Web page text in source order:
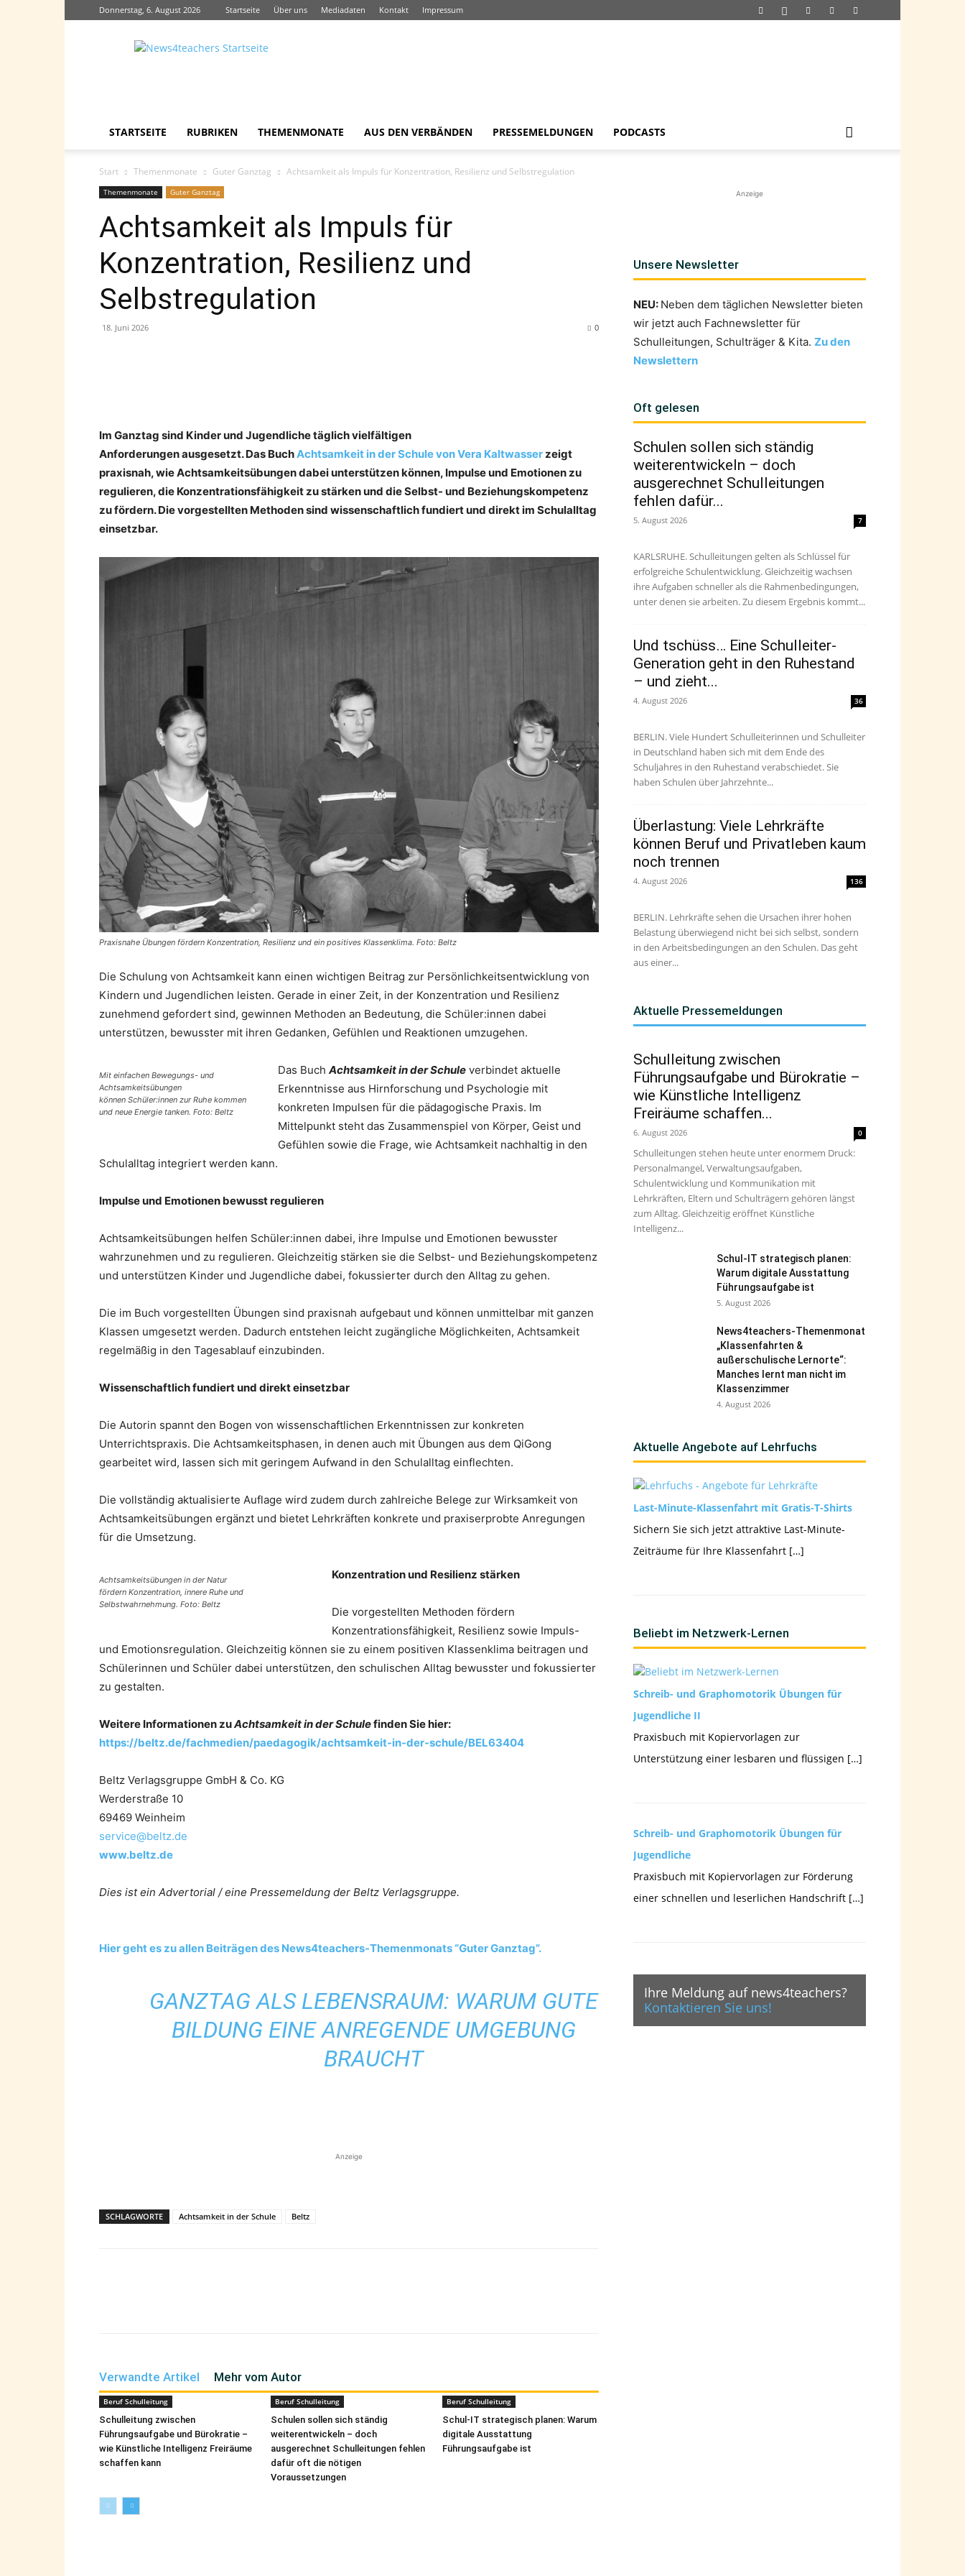
Donnerstag, 6. August 2026 Startseite Über uns Mediadaten Kontakt Impressum
News4teachers
STARTSEITE RUBRIKEN THEMENMONATE AUS DEN VERBÄNDEN PRESSEMELDUNGEN PODCASTS
Start Themenmonate Guter Ganztag Achtsamkeit als Impuls für Konzentration, Resilienz und Selbstregulation
Themenmonate Guter Ganztag
Achtsamkeit als Impuls für
Konzentration, Resilienz und
Selbstregulation
18. Juni 2026 0
Im Ganztag sind Kinder und Jugendliche täglich vielfältigen
Anforderungen ausgesetzt. Das BuchAchtsamkeit in der Schule von Vera Kaltwasserzeigt
praxisnah, wie Achtsamkeitsübungen dabei unterstützen können, Impulse und Emotionen zu
regulieren, die Konzentrationsfähigkeit zu stärken und die Selbst- und Beziehungskompetenz
zu fördern. Die vorgestellten Methoden sind wissenschaftlich fundiert und direkt im Schulalltag
einsetzbar.
Praxisnahe Übungen fördern Konzentration, Resilienz und ein positives Klassenklima. Foto: Beltz
Die Schulung von Achtsamkeit kann einen wichtigen Beitrag zur Persönlichkeitsentwicklung von
Kindern und Jugendlichen leisten. Gerade in einer Zeit, in der Konzentration und Resilienz
zunehmend gefordert sind, gewinnen Methoden an Bedeutung, die Schüler:innen dabei
unterstützen, bewusster mit ihren Gedanken, Gefühlen und Reaktionen umzugehen.
Mit einfachen Bewegungs- und
Achtsamkeitsübungen
können Schüler:innen zur Ruhe kommen
und neue Energie tanken. Foto: Beltz
Das Buch Achtsamkeit in der Schule verbindet aktuelle
Erkenntnisse aus Hirnforschung und Psychologie mit
konkreten Impulsen für die pädagogische Praxis. Im
Mittelpunkt steht das Zusammenspiel von Körper, Geist und
Gefühlen sowie die Frage, wie Achtsamkeit nachhaltig in den
Schulalltag integriert werden kann.
Impulse und Emotionen bewusst regulieren
Achtsamkeitsübungen helfen Schüler:innen dabei, ihre Impulse und Emotionen bewusster
wahrzunehmen und zu regulieren. Gleichzeitig stärken sie die Selbst- und Beziehungskompetenz
und unterstützen Kinder und Jugendliche dabei, fokussierter durch den Alltag zu gehen.
Die im Buch vorgestellten Übungen sind praxisnah aufgebaut und können unmittelbar mit ganzen
Klassen umgesetzt werden. Dadurch entstehen leicht zugängliche Möglichkeiten, Achtsamkeit
regelmäßig in den Tagesablauf einzubinden.
Wissenschaftlich fundiert und direkt einsetzbar
Die Autorin spannt den Bogen von wissenschaftlichen Erkenntnissen zur konkreten
Unterrichtspraxis. Die Achtsamkeitsphasen, in denen auch mit Übungen aus dem QiGong
gearbeitet wird, lassen sich mit geringem Aufwand in den Schulalltag einflechten.
Die vollständig aktualisierte Auflage wird zudem durch zahlreiche Belege zur Wirksamkeit von
Achtsamkeitsübungen ergänzt und bietet Lehrkräften konkrete und praxiserprobte Anregungen
für die Umsetzung.
Achtsamkeitsübungen in der Natur
fördern Konzentration, innere Ruhe und
Selbstwahrnehmung. Foto: Beltz
Konzentration und Resilienz stärken
Die vorgestellten Methoden fördern
Konzentrationsfähigkeit, Resilienz sowie Impuls-
und Emotionsregulation. Gleichzeitig können sie zu einem positiven Klassenklima beitragen und
Schülerinnen und Schüler dabei unterstützen, den schulischen Alltag bewusster und fokussierter
zu gestalten.
Weitere Informationen zuAchtsamkeit in der Schulefinden Sie hier:
https://beltz.de/fachmedien/paedagogik/achtsamkeit-in-der-schule/BEL63404
Beltz Verlagsgruppe GmbH & Co. KG
Werderstraße 10
69469 Weinheim
service@beltz.de
www.beltz.de
Dies ist ein Advertorial / eine Pressemeldung der Beltz Verlagsgruppe.
Hier geht es zu allen Beiträgen des News4teachers-Themenmonats “Guter Ganztag”.
GANZTAG ALS LEBENSRAUM: WARUM GUTE
BILDUNG EINE ANREGENDE UMGEBUNG
BRAUCHT
Anzeige
SCHLAGWORTE Achtsamkeit in der Schule Beltz
Verwandte Artikel Mehr vom Autor
Beruf Schulleitung
Schulleitung zwischen
Führungsaufgabe und Bürokratie –
wie Künstliche Intelligenz Freiräume
schaffen kann
Beruf Schulleitung
Schulen sollen sich ständig
weiterentwickeln – doch
ausgerechnet Schulleitungen fehlen
dafür oft die nötigen
Voraussetzungen
Beruf Schulleitung
Schul-IT strategisch planen: Warum
digitale Ausstattung
Führungsaufgabe ist
Anzeige
Unsere Newsletter
NEU: Neben dem täglichen Newsletter bieten
wir jetzt auch Fachnewsletter für
Schulleitungen, Schulträger & Kita. Zu den
Newslettern
Oft gelesen
Schulen sollen sich ständig
weiterentwickeln – doch
ausgerechnet Schulleitungen
fehlen dafür...
5. August 2026 7
KARLSRUHE. Schulleitungen gelten als Schlüssel für
erfolgreiche Schulentwicklung. Gleichzeitig wachsen
ihre Aufgaben schneller als die Rahmenbedingungen,
unter denen sie arbeiten. Zu diesem Ergebnis kommt...
Und tschüss… Eine Schulleiter-
Generation geht in den Ruhestand
– und zieht...
4. August 2026 36
BERLIN. Viele Hundert Schulleiterinnen und Schulleiter
in Deutschland haben sich mit dem Ende des
Schuljahres in den Ruhestand verabschiedet. Sie
haben Schulen über Jahrzehnte...
Überlastung: Viele Lehrkräfte
können Beruf und Privatleben kaum
noch trennen
4. August 2026 136
BERLIN. Lehrkräfte sehen die Ursachen ihrer hohen
Belastung überwiegend nicht bei sich selbst, sondern
in den Arbeitsbedingungen an den Schulen. Das geht
aus einer...
Aktuelle Pressemeldungen
Schulleitung zwischen
Führungsaufgabe und Bürokratie –
wie Künstliche Intelligenz
Freiräume schaffen...
6. August 2026 0
Schulleitungen stehen heute unter enormem Druck:
Personalmangel, Verwaltungsaufgaben,
Schulentwicklung und Kommunikation mit
Lehrkräften, Eltern und Schulträgern gehören längst
zum Alltag. Gleichzeitig eröffnet Künstliche
Intelligenz...
Schul-IT strategisch planen:
Warum digitale Ausstattung
Führungsaufgabe ist
5. August 2026
News4teachers-Themenmonat
„Klassenfahrten &
außerschulische Lernorte“:
Manches lernt man nicht im
Klassenzimmer
4. August 2026
Aktuelle Angebote auf Lehrfuchs
Last-Minute-Klassenfahrt mit Gratis-T-Shirts
Sichern Sie sich jetzt attraktive Last-Minute-
Zeiträume für Ihre Klassenfahrt […]
Beliebt im Netzwerk-Lernen
Schreib- und Graphomotorik Übungen für
Jugendliche II
Praxisbuch mit Kopiervorlagen zur
Unterstützung einer lesbaren und flüssigen […]
Schreib- und Graphomotorik Übungen für
Jugendliche
Praxisbuch mit Kopiervorlagen zur Förderung
einer schnellen und leserlichen Handschrift […]
Ihre Meldung auf news4teachers?
Kontaktieren Sie uns!